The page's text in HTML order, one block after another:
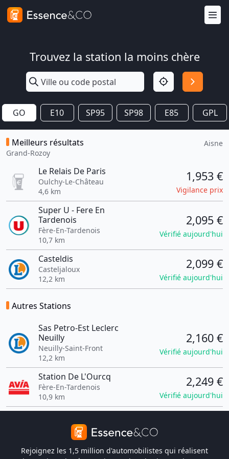
Trouvez la station la moins chère
GO E10 SP95 SP98 E85 GPL
Meilleurs résultats
Grand-Rozoy
Aisne
Le Relais De Paris
Oulchy-Le-Château
4,6 km
1,953 €
Vigilance prix
Super U - Fere En
Tardenois
Fère-En-Tardenois
10,7 km
2,095 €
Vérifié aujourd'hui
Casteldis
Casteljaloux
12,2 km
2,099 €
Vérifié aujourd'hui
Autres Stations
Sas Petro-Est Leclerc
Neuilly
Neuilly-Saint-Front
12,2 km
2,160 €
Vérifié aujourd'hui
Station De L'Ourcq
Fère-En-Tardenois
10,9 km
2,249 €
Vérifié aujourd'hui
Rejoignez les 1,5 million d'automobilistes qui réalisent